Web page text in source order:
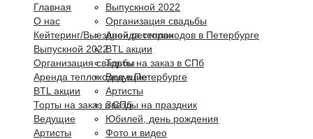
Выпускной 2022
Организация свадьбы
Аренда теплоходов в Петербурге
BTL акции
Торты на заказ в СПб
Ведущие
Артисты
Звезды на праздник
Юбилей, день рождения
Фото и видео
Главная
О нас
Кейтеринг/Выездной ресторан
Выпускной 2022
Организация свадьбы
Аренда теплоходов в Петербурге
BTL акции
Торты на заказ в СПб
Ведущие
Артисты